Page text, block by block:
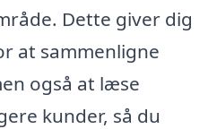
Dette giver dig
at sammenligne
også at læse
kunder, så du